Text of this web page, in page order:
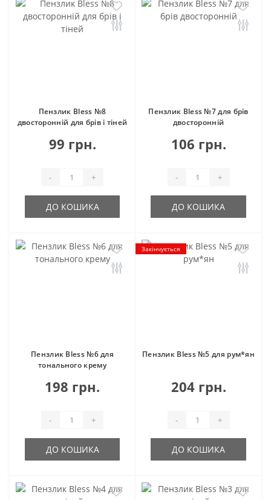
Пензлик Bless №8
двосторонній для брів і тіней
99 грн.
- +
ДО КОШИКА
Пензлик Bless №7 для брів
двосторонній
106 грн.
- +
ДО КОШИКА
Пензлик Bless №6 для
тонального крему
198 грн.
- +
ДО КОШИКА
Закінчується
Пензлик Bless №5 для рум*ян
204 грн.
- +
ДО КОШИКА